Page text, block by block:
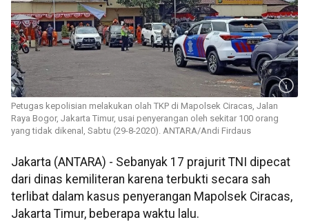
Petugas kepolisian melakukan olah TKP di Mapolsek Ciracas, Jalan
Raya Bogor, Jakarta Timur, usai penyerangan oleh sekitar 100 orang
yang tidak dikenal, Sabtu (29-8-2020). ANTARA/Andi Firdaus
Jakarta (ANTARA) - Sebanyak 17 prajurit TNI dipecat
dari dinas kemiliteran karena terbukti secara sah
terlibat dalam kasus penyerangan Mapolsek Ciracas,
Jakarta Timur, beberapa waktu lalu.